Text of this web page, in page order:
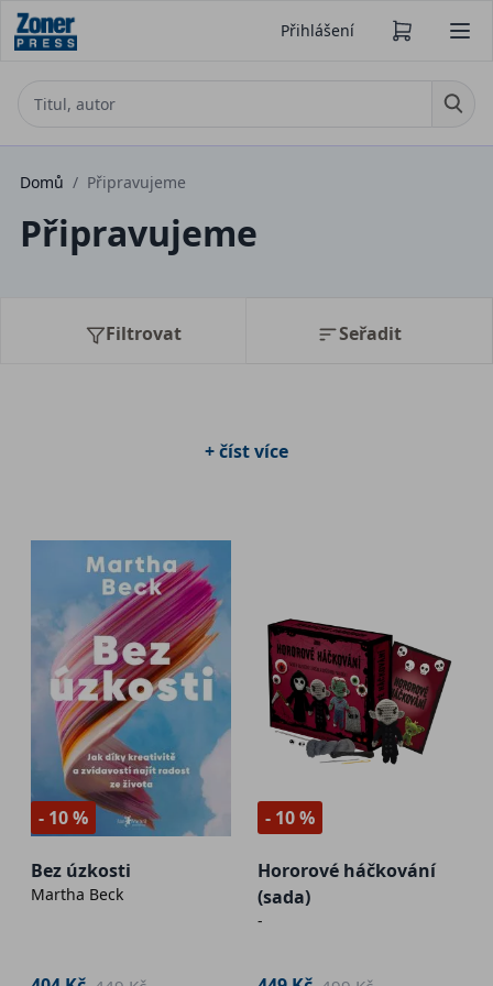
Přihlášení
Domů / Připravujeme
Připravujeme
Filtrovat Seřadit
+ číst více
- 10 %
Bez úzkosti
Martha Beck
- 10 %
Hororové háčkování
(sada)
-